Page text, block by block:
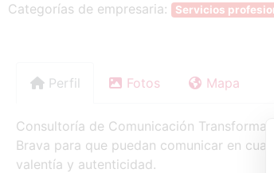
Categorías de empresaria: Servicios
Perfil Fotos Mapa
Consultoría de Comunicación
Brava para que puedan comunicar en
valentía y autenticidad.